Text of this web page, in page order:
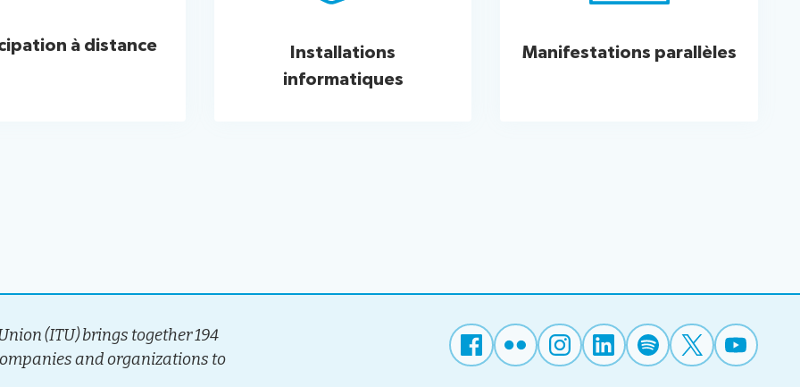
à distance
Installations
informatiques
Manifestations parallèles
(ITU) brings together 194
and organizations to